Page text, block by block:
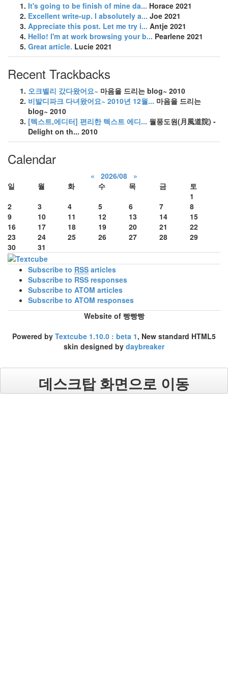
It's going to be finish of mine da... Horace 2021
Excellent write-up. I absolutely a... Joe 2021
Appreciate this post. Let me try i... Antje 2021
Hello! I'm at work browsing your b... Pearlene 2021
Great article. Lucie 2021
Recent Trackbacks
오크벨리 갔다왔어요~ 마음을 드리는 blog~ 2010
비발디파크 다녀왔어요~ 2010년 12월... 마음을 드리는
blog~ 2010
[텍스트,에디터] 편리한 텍스트 에디... 월풍도원(月風道院) -
Delight on th... 2010
Calendar
« 2026/08
»
일
월 화 수 목 금
토
1
2
3 4 5 6 7
8
9
10 11 12 13 14
15
16
17 18 19 20 21
22
23
24 25 26 27 28
29
30
31
Subscribe to RSS articles
Subscribe to RSS responses
Subscribe to ATOM articles
Subscribe to ATOM responses
Website of 빵빵빵
Powered by Textcube 1.10.0 : beta 1, New standard HTML5
skin designed by daybreaker
데스크탑 화면으로 이동